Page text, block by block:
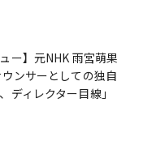
ュー】元NHK 雨宮萌果
ンサーとしての独自
ディレクター目線」